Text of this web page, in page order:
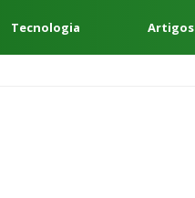
Tecnologia Artigos